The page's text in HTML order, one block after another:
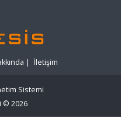
| İletişim
Sistemi
© 2026